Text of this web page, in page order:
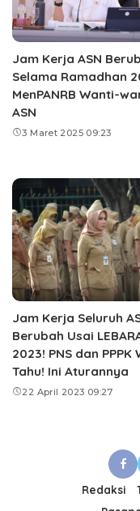
Jam Kerja ASN
Selama Ramadhan
MenPANRB Wanti-
ASN
3 Maret 2025 09:23
Jam Kerja Seluruh
Berubah Usai
2023! PNS dan PPPK
Tahu! Ini Aturannya
22 April 2023 09:27
Redaksi